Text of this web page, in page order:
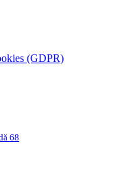
(GDPR)
68